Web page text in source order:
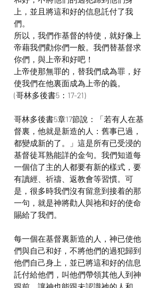
上，並且將這和好的信息託付了我
們。
所以，我們作基督的特使，就好像上
帝藉我們勸你們一般。我們替基督求
你們，與上帝和好吧！
上帝使那無罪的，替我們成為罪，好
使我們在他裏面成為上帝的義。
(哥林多後書5：17-21)
哥林多後書5章17節說：「若有人在基
督裏，他就是新造的人：舊事已過，
都變成新的了。」這是所有已受浸的
基督徒耳熟能詳的金句。我們知道每
一個信了主的人都要有新的樣式，要
有讀經、祈禱、返教會等習慣。可
是，很多時我們沒有留意到接着的那
一句，就是神將勸人與祂和好的使命
賜給了我們。
每一個在基督裏新造的人，神已使他
們與自己和好，不將他們的過犯歸到
他們自己身上，並已將這和好的信息
託付給他們，叫他們帶領其他人到神
跟前，讓神也能跟未認識祂的人和